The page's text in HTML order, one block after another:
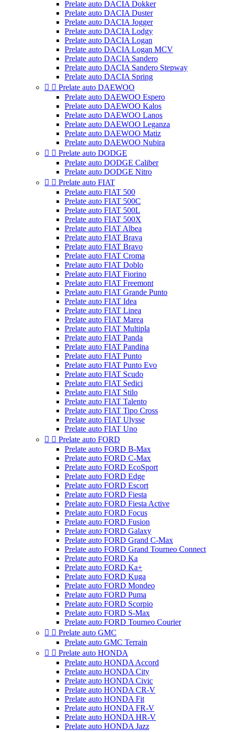
Prelate auto DACIA Dokker
Prelate auto DACIA Duster
Prelate auto DACIA Jogger
Prelate auto DACIA Lodgy
Prelate auto DACIA Logan
Prelate auto DACIA Logan MCV
Prelate auto DACIA Sandero
Prelate auto DACIA Sandero Stepway
Prelate auto DACIA Spring
  Prelate auto DAEWOO
Prelate auto DAEWOO Espero
Prelate auto DAEWOO Kalos
Prelate auto DAEWOO Lanos
Prelate auto DAEWOO Leganza
Prelate auto DAEWOO Matiz
Prelate auto DAEWOO Nubira
  Prelate auto DODGE
Prelate auto DODGE Caliber
Prelate auto DODGE Nitro
  Prelate auto FIAT
Prelate auto FIAT 500
Prelate auto FIAT 500C
Prelate auto FIAT 500L
Prelate auto FIAT 500X
Prelate auto FIAT Albea
Prelate auto FIAT Brava
Prelate auto FIAT Bravo
Prelate auto FIAT Croma
Prelate auto FIAT Doblo
Prelate auto FIAT Fiorino
Prelate auto FIAT Freemont
Prelate auto FIAT Grande Punto
Prelate auto FIAT Idea
Prelate auto FIAT Linea
Prelate auto FIAT Marea
Prelate auto FIAT Multipla
Prelate auto FIAT Panda
Prelate auto FIAT Pandina
Prelate auto FIAT Punto
Prelate auto FIAT Punto Evo
Prelate auto FIAT Scudo
Prelate auto FIAT Sedici
Prelate auto FIAT Stilo
Prelate auto FIAT Talento
Prelate auto FIAT Tipo Cross
Prelate auto FIAT Ulysse
Prelate auto FIAT Uno
  Prelate auto FORD
Prelate auto FORD B-Max
Prelate auto FORD C-Max
Prelate auto FORD EcoSport
Prelate auto FORD Edge
Prelate auto FORD Escort
Prelate auto FORD Fiesta
Prelate auto FORD Fiesta Active
Prelate auto FORD Focus
Prelate auto FORD Fusion
Prelate auto FORD Galaxy
Prelate auto FORD Grand C-Max
Prelate auto FORD Grand Tourneo Connect
Prelate auto FORD Ka
Prelate auto FORD Ka+
Prelate auto FORD Kuga
Prelate auto FORD Mondeo
Prelate auto FORD Puma
Prelate auto FORD Scorpio
Prelate auto FORD S-Max
Prelate auto FORD Tourneo Courier
  Prelate auto GMC
Prelate auto GMC Terrain
  Prelate auto HONDA
Prelate auto HONDA Accord
Prelate auto HONDA City
Prelate auto HONDA Civic
Prelate auto HONDA CR-V
Prelate auto HONDA Fit
Prelate auto HONDA FR-V
Prelate auto HONDA HR-V
Prelate auto HONDA Jazz